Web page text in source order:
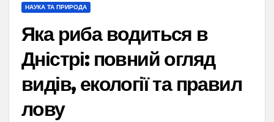
НАУКА ТА ПРИРОДА
Яка риба водиться в
Дністрі: повний огляд
видів, екології та правил
лову